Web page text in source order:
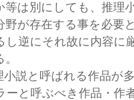
等は別にしても、推理
野が存在する事を必要
し逆にそれ故に内容に
小説と呼ばれる作品が
ーと呼ぶべき作品・作